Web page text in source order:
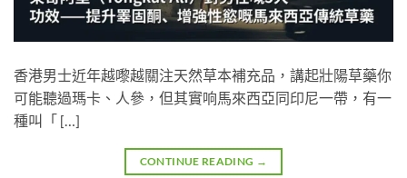
香港男士近年越嚟越關注天然草本補充品，講起壯陽草藥你
可能聽過瑪卡、人參，但其實响馬來西亞同印尼一帶，有一
種叫「 […]
CONTINUE READING →